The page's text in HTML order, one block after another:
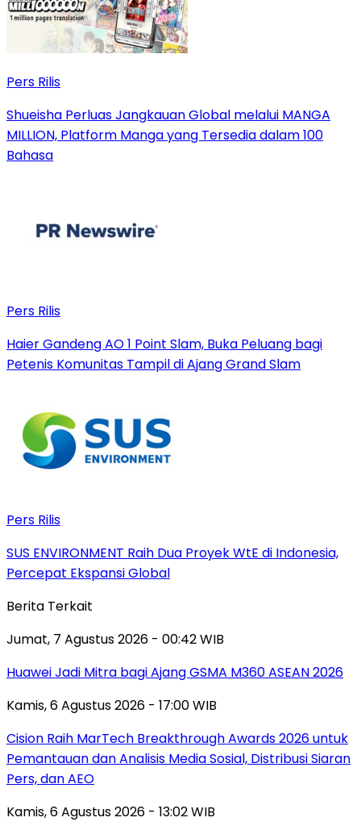
Pers Rilis
Shueisha Perluas Jangkauan Global melalui MANGA
MILLION, Platform Manga yang Tersedia dalam 100
Bahasa
Pers Rilis
Haier Gandeng AO 1 Point Slam, Buka Peluang bagi
Petenis Komunitas Tampil di Ajang Grand Slam
Pers Rilis
SUS ENVIRONMENT Raih Dua Proyek WtE di Indonesia,
Percepat Ekspansi Global
Berita Terkait
Jumat, 7 Agustus 2026 - 00:42 WIB
Huawei Jadi Mitra bagi Ajang GSMA M360 ASEAN 2026
Kamis, 6 Agustus 2026 - 17:00 WIB
Cision Raih MarTech Breakthrough Awards 2026 untuk
Pemantauan dan Analisis Media Sosial, Distribusi Siaran
Pers, dan AEO
Kamis, 6 Agustus 2026 - 13:02 WIB